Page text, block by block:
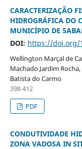
CARACTERIZAÇÃO
HIDROGRÁFICA DO
MUNICÍPIO DE
DOI: https://doi.org/
Wellington Marçal de
Machado Jardim
Batista do Carmo
398-412
PDF
CONDUTIVIDADE
ZONA VADOSA IN